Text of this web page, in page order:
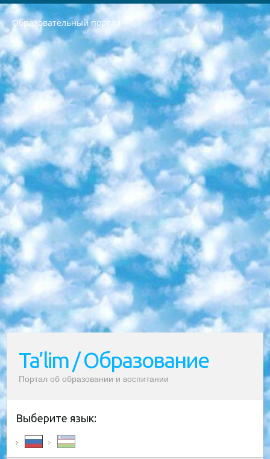
Образовательный портал
РЕСПУБЛИКА УЗБЕКИСТАН МИНИСТРЕРСТВО ДОШКОЛЬНОГО И ШКОЛЬНОГО ОБРАЗОВАНИЯ КОМАНДА в общеобразовательных учреждениях в 2023-2024 учебном году организация и проведение итоговой государственной аттестации обучающихся о Министра дошкольного и школьного образования Республики Узбекистан от 4 марта 2008 года (постановлением Минюста от 20 марта 2008 года № 1778 государственной регистрации) «Итоговое состояние учащихся общего среднего образования на основании положения об утверждении положения об аттестации общего среднего образования выпускной экзамен студентов в образовательных учреждениях в 2023-2024 учебном году В целях организации и прохождения аттестации приказываю: 1. Следующее: перечень предметов, по которым будет проводиться итоговая государственная аттестация и экзамен формы перевода согласно приложению 1; сертификаты международного образца, оценивающие уровень владения иностранными языками перечень согласно приложению 2; 2. Педагогический при специализированных образовательных учреждениях. научно-практический центр квалификации и международной оценки (Д.Давидова) 2024 г. До 25 марта: задания по предметам, по которым будет проводиться итоговая аттестация разработка и утверждение технических условий; итоговая аттестация на основании разработанного предметного задания разработка вопросов по предметам (устно и письменно), экзамен передача; общеобразовательные средние школы и специальные учебные заведения учащиеся выпускных классов школ и интернатов в агентской системе подготовка базы данных экзаменационных материалов и критериев оценки; перевод базы экзаменационных материалов на все языки обучения подать в Республиканский образовательный центр для изготовления; варианты экзаменов на основе разработанных контрольных материалов пусть будут поставлены задачи формирования. 3. Республиканский образовательный центр (Ш.Худайкулов) до 5 апреля 2024 года. до: база данных предоставленных экзаменационных материалов на все языки обучения перевод и экспертиза; для слепых, слабовидящих, глухих, слабослышащих и умственно отсталых детей учащиеся выпускных классов специализированных школ и школ-интернатов база данных экзаменационных материалов на всех преподаваемых языках подготовка критериев оценки; специализированные школы для умственно отсталых детей и технологии для учащихся выпускных классов школ-интернатов разработка соответствующих рекомендаций и критериев проведения ЕГЭ по естествознанию давать задания. 4. Педагогический при специализированных образовательных учреждениях. Научно-практический центр навыков и международной оценки (Д.Давидова), Республика образовательный центр (Худайкулов Ш.) итоговый государственный аттестационный экзамен ориентирован на творческое и логическое мышление при подготовке базы материалов учитывать введение заданий. 5. Следует отметить, что: сертификат государственного образца о знании общеобразовательного предмета и как минимум национальный уровень B1 по предметам на иностранных языках, указанным в Приложении 2. или международно признанный сертификат эквивалентного уровня студенты, изучающие определенный предмет, освобождаются от экзамена; по соответствующим предметам запланирована итоговая государственная аттестация за день до дня, путем жеребьевки Рабочей группой (в письменной форме по предметам, проводимым в форме) из числа сформированных вариантов выбрано 2 варианта; 2 выбранных варианта экзамена анонсированы на официальном сайте министерства и все выпускники по всей стране на основе этих вариантов проводит итоговую государственную аттестацию. 6. Государственное образование учащихся средних общеобразовательных учреждений. знания в соответствии с квалификационными требованиями, которые необходимо приобрести на основании стандартов итоговый (выпускной) контроль для 9 и 11 классов в целях тестирования Экзамены (далее – экзамены) состоят из предметов, перечисленных в приложении 1. будет сделано. 7. Экзамены пройдут с 26 мая по 15 июня 2024 г. (кроме науки физического воспитания). 8. Физическая для учащихся 9 классов общесредних образовательных учреждений. Экзамены по предмету «Образование, квалификация медицина» 1-6 мая 2024 года. сотрудники перевести под присмотр (с отклонениями в физическом или умственном развитии) специализированная школа для детей, школы-интернаты и со сколиозом школы-интернаты санаторного типа для больных детей исключены). 9. Он был слепым, слабовидящим и имел нарушения опорно-двигательного аппарата. экзамены в специализированных школах и интернатах для детей должны проводиться исходя из требований, предъявляемых к общеобразовательным учреждениям (физкультура кроме науки). 10. Специализированная школа для глухих и слабослышащих детей. и экзамены в интернатах и быть реализован в виде письменного теста по математике. 11. Специальность для умственно отсталых детей. Для 9 класса Родной язык и литературное письмо Государственный язык (язык обучения – узбекский). для неклассов) написано Математическое письмо Письменная/устная история Узбекистана Физическое воспитание практично Итоговый контроль Для 11 класса Написание родного языка и литературы (эссе) Математическое письмо Узбекский язык (обучение на узбекском языке) не посещающее общее среднее образование для учреждений)/Образовательное учреждение выбор письменный и устный Иностранный язык письменный/устный Письменная/устная история Узбекистана *По выбору студента:  Химия  Физика  Основы государственного права  География 10 бесплатных образовательных ресурсов - Мы составили подборку онлайн-проектов с интерактивными упражнениями, видеолекциями и статьями. Они помогут вам обрести новые и освежить старые знания бесплатно. 1. «ИНТУИТ» Старейшая образовательная площадка Рунета. Здесь вы найдёте сотни текстовых и видеокурсов на десятки различных тем — от программирования до психологии. Многие курсы подготовлены российскими университетами и крупными международными компаниями вроде Intel и Microsoft. Самостоятельное обучение бесплатное, но желающие могут оплатить услуги персональных наставников. 2. «Смартия» знакомит с актуальными профессиями и подсказывает, как им обучаться. Выбрав заинтересовавшую вас специальность — SMM-специалист, фотограф, веб-дизайнер или другую, — увидите список необходимых для неё умений. Чтобы вы могли освоить их самостоятельно, для каждого умения площадка отображает подборку ссылок на учебные материалы. Хотя «Смартия» ориентируется на русскоязычную аудиторию, часть контента всё же доступна только на английском. 3. «Лекторий Физтеха» Проект Московского физико-технического института (Физтеха). С его помощью вы можете смотреть онлайн серии лекций, записанные на видео в этом вузе. В числе доступных предметов — физика, биология, химия, информационные технологии и другие. К некоторым лекциям администрация ресурса прилагает готовые конспекты, которые можно скачивать в PDF-формате. 4. ITMOcourses Онлайн-площадка Санкт-Петербургского национального исследовательского университета информационных технологий, механики и оптики (ИТМО). Ресурс предоставляет свободный доступ к курсам, разработанным в этом вузе. Каталог материалов разбит на четыре категории: «Оптические системы и технологии», «Приборостроение и робототехника», «Информационные технологии» и «Биотехнологии». Курсы состоят из видеолекций, интерактивных демонстраций и заданий. 5. «КиберЛенинка» Электронная научная библиотека открытого доступа. Каталог площадки регулярно обрастает текстами статей из различных научных изданий. Сгруппированные по журналам и рубрикам публикации можно читать онлайн или скачивать целиком в PDF-формате. Проект нацелен на популяризацию науки за счёт открытого доступа к качественной информации. 6. «ПостНаука» На этом ресурсе публикуют подборки видеолекций, составленные экспертами из разных отраслей и объединённые общими темами. Среди них, к примеру, есть серии «Биоинформатика и геномика», «Культура средневековой Скандинавии» и Cinema Studies о теории кино. Каждая подборка лекций — логически связанная история, рассказанная экспертом от первого лица. Кроме того, на сайте появляются научно-образовательные статьи и тесты на разные темы. 7. «Newочём» Команда проекта «Newочём» отбирает самые интересные тексты из англоязычных СМИ и переводит те из них, за которые голосуют участники сообщества «ВКонтакте». По большей части это научно-популярные статьи. Редакторы придумывают лишь заголовки, в остальном содержание переводов соответствует оригиналам. Полные тексты можно читать прямо в социальной сети. 8. InternetUrok Онлайн-база материалов по основным дисциплинам школьной программы. Информация на сайте структурирована по классам, предметам и темам (урокам). Каждый урок состоит из видеолекций и конспектов. Есть также интерактивные тренажёры и тесты для закрепления пройденного материала. Даже если вы давно окончили школу, возможность повторить программу старших классов всегда может пригодиться. 9. Edutainme Ещё один ресурс об образовании. В отличие от Newtonew, как мне кажется, Edutainme больше ориентируется на представителей индустрии: педагогов, предпринимателей, разработчиков образовательных проектов. Но и любой, кто просто стремится к саморазвитию, найдёт на сайте много полезного и интересного для себя. Например, информацию о новых курсах и образовательных сервисах. 10. Newtonew Онлайн-медиа об образовании и обучении в широком смысле. Авторы Newtonew пишут об инструментах, заведениях, тактиках и стратегиях, которые помогают учить других и получать новые знания самостоятельно. На этой площадке вы найдёте новости, обзоры, аналитические мат
Ta’lim / Образование
Портал об образовании и воспитании
Выберите язык: